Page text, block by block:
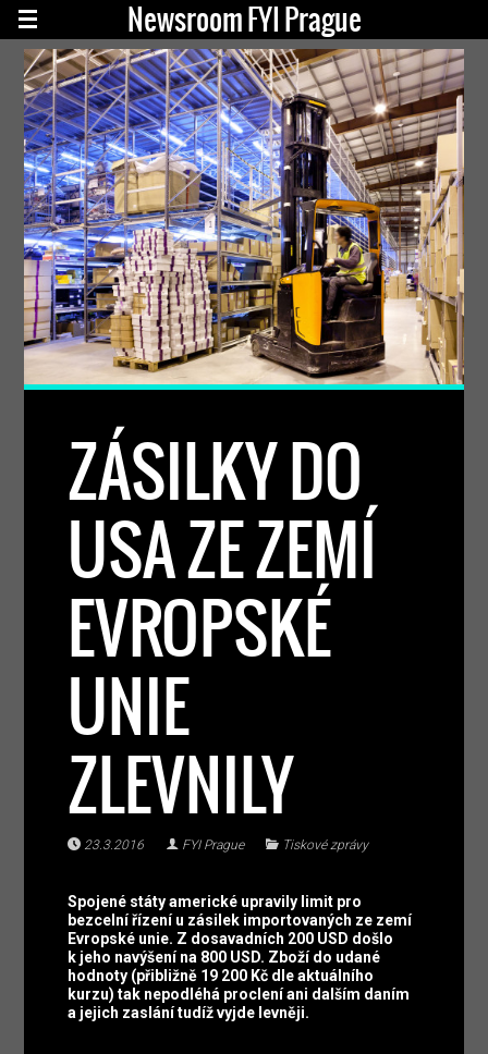
Newsroom FYI Prague
ZÁSILKY DO
USA ZE ZEMÍ
EVROPSKÉ
UNIE
ZLEVNILY
23.3.2016 FYI Prague Tiskové zprávy
Spojené státy americké upravily limit pro
bezcelní řízení u zásilek importovaných ze zemí
Evropské unie. Z dosavadních 200 USD došlo
k jeho navýšení na 800 USD. Zboží do udané
hodnoty (přibližně 19 200 Kč dle aktuálního
kurzu) tak nepodléhá proclení ani dalším daním
a jejich zaslání tudíž vyjde levněji.